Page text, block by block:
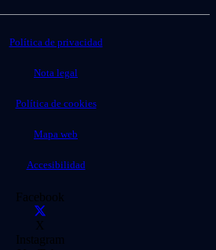
Política de privacidad
Nota legal
Política de cookies
Mapa web
Accesibilidad
Facebook
X
Instagram